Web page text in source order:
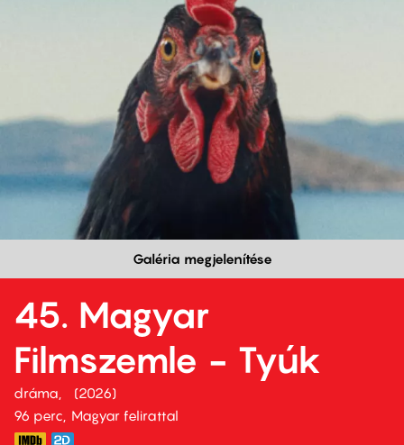
Galéria megjelenítése
45. Magyar
Filmszemle - Tyúk
dráma
2026
96 perc,
Magyar felirattal